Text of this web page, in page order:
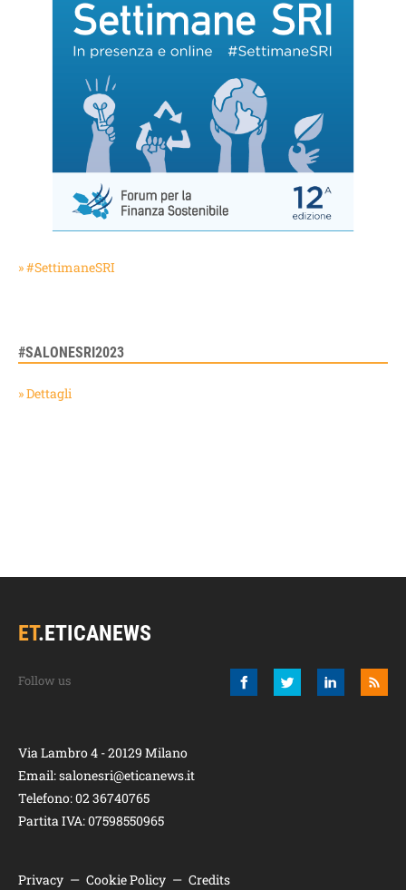
» #SettimaneSRI
#SALONESRI2023
» Dettagli
ET.ETICANEWS
Via Lambro 4 - 20129 Milano
Email:salonesri@eticanews.it
Telefono:02 36740765
Partita IVA: 07598550965
Privacy — Cookie Policy — Credits